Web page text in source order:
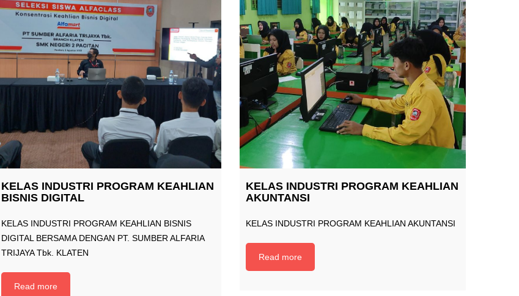
KELAS INDUSTRI PROGRAM KEAHLIAN
BISNIS DIGITAL
KELAS INDUSTRI PROGRAM KEAHLIAN BISNIS
DIGITAL BERSAMA DENGAN PT. SUMBER ALFARIA
TRIJAYA Tbk. KLATEN
Read more
KELAS INDUSTRI PROGRAM KEAHLIAN
AKUNTANSI
KELAS INDUSTRI PROGRAM KEAHLIAN AKUNTANSI
Read more